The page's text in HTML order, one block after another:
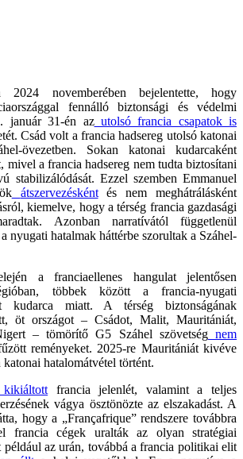
2024 novemberében bejelentette, hogy
fennálló biztonsági és védelmi
január 31-én azutolsó francia csapatok is
Csád volt a francia hadsereg utolsó katonai
övezetben. Sokan katonai kudarcaként
mivel a francia hadsereg nem tudta biztosítani
stabilizálódását. Ezzel szemben Emmanuel
átszervezéskéntés nem meghátrálásként
kiemelve, hogy a térség francia gazdasági
Azonban narratívától függetlenül
nyugati hatalmak háttérbe szorultak a Száhel-
a franciaellenes hangulat jelentősen
többek között a francia-nyugati
kudarca miatt. A térség biztonságának
öt országot – Csádot, Malit, Mauritániát,
– tömörítő G5 Száhel szövetség nem
reményeket. 2025-re Mauritániát kivéve
hatalomátvétel történt.
kikiáltott francia jelenlét, valamint a teljes
vágya ösztönözte az elszakadást. A
hogy a „Françafrique” rendszere továbbra
francia cégek uralták az olyan stratégiai
például az urán, továbbá a francia politikai elit